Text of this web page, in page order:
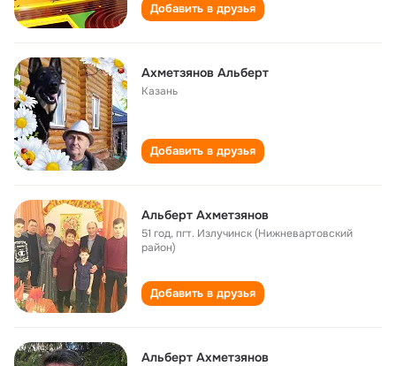
Добавить в друзья
Ахметзянов Альберт
Казань
Добавить в друзья
Альберт Ахметзянов
51 год,пгт. Излучинск (Нижневартовский
район)
Добавить в друзья
Альберт Ахметзянов